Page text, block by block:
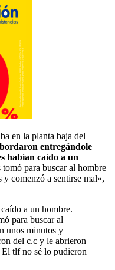
en la planta baja del
entregándole
habían caído a un
para buscar al hombre
comenzó a sentirse mal»,
a un hombre.
para buscar al
unos minutos y
del c.c y le abrieron
tlf no sé lo pudieron